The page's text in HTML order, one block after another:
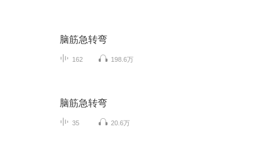
脑筋急转弯
162 198.6万
脑筋急转弯
35 20.6万